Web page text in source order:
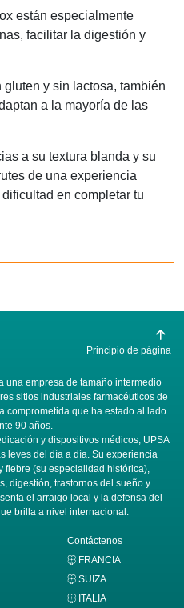
están especialmente
facilitar la digestión y
y sin lactosa, también
a la mayoría de las
a su textura blanda y su
de una experiencia
en completar tu
una empresa de tamaño intermedio
sitios industriales farmacéuticos de
comprometida que ha estado al lado
90 años.
y dispositivos médicos, UPSA
leves del día a día. Su experiencia
fiebre (su especialidad histórica),
digestión, trastornos del sueño y
el arraigo local y la defensa del
brilla a nivel internacional.
Contáctenos
FRANCIA
SUIZA
ITALIA
Principio de página